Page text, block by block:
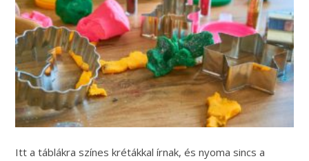
Itt a táblákra színes krétákkal írnak, és nyoma sincs a